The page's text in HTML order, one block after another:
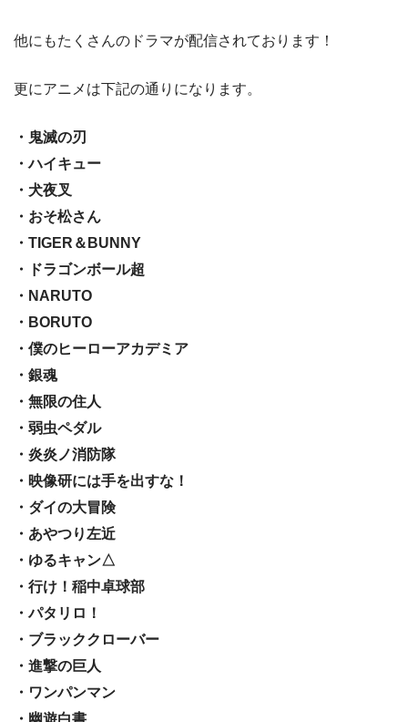
他にもたくさんのドラマが配信されております！
更にアニメは下記の通りになります。
・鬼滅の刃
・ハイキュー
・犬夜叉
・おそ松さん
・TIGER＆BUNNY
・ドラゴンボール超
・NARUTO
・BORUTO
・僕のヒーローアカデミア
・銀魂
・無限の住人
・弱虫ペダル
・炎炎ノ消防隊
・映像研には手を出すな！
・ダイの大冒険
・あやつり左近
・ゆるキャン△
・行け！稲中卓球部
・パタリロ！
・ブラッククローバー
・進撃の巨人
・ワンパンマン